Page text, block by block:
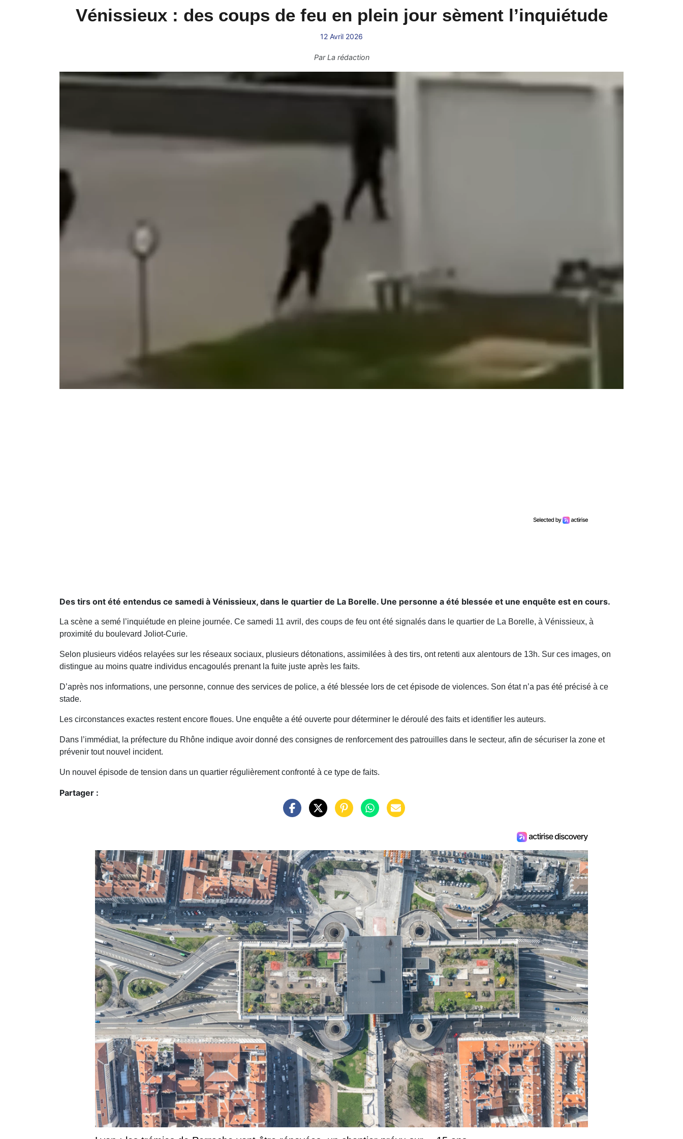
Vénissieux : des coups de feu en plein jour sèment l’inquiétude
12 Avril 2026
ParLa rédaction
Des tirs ont été entendus ce samedi à Vénissieux, dans le quartier de La Borelle. Une personne a été blessée et une enquête est en cours.
La scène a semé l’inquiétude en pleine journée. Ce samedi 11 avril, des coups de feu ont été signalés dans le quartier de La Borelle, à Vénissieux, à
proximité du boulevard Joliot-Curie.
Selon plusieurs vidéos relayées sur les réseaux sociaux, plusieurs détonations, assimilées à des tirs, ont retenti aux alentours de 13h. Sur ces images, on
distingue au moins quatre individus encagoulés prenant la fuite juste après les faits.
D’après nos informations, une personne, connue des services de police, a été blessée lors de cet épisode de violences. Son état n’a pas été précisé à ce
stade.
Les circonstances exactes restent encore floues. Une enquête a été ouverte pour déterminer le déroulé des faits et identifier les auteurs.
Dans l’immédiat, la préfecture du Rhône indique avoir donné des consignes de renforcement des patrouilles dans le secteur, afin de sécuriser la zone et
prévenir tout nouvel incident.
Un nouvel épisode de tension dans un quartier régulièrement confronté à ce type de faits.
Partager :